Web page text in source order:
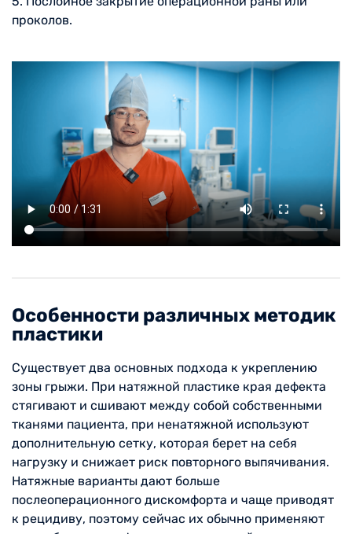
проколов.
Особенности различных методик
пластики
Существует два основных подхода к укреплению
зоны грыжи. При натяжной пластике края дефекта
стягивают и сшивают между собой собственными
тканями пациента, при ненатяжной используют
дополнительную сетку, которая берет на себя
нагрузку и снижает риск повторного выпячивания.
Натяжные варианты дают больше
послеоперационного дискомфорта и чаще приводят
к рецидиву, поэтому сейчас их обычно применяют